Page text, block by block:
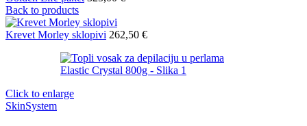
Back to products
Krevet Morley sklopivi 262,50 €
Click to enlarge
SkinSystem